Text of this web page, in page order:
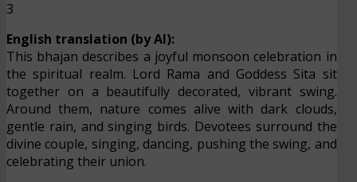
3
English translation (by AI):
This bhajan describes a joyful monsoon celebration in
the spiritual realm. Lord Rama and Goddess Sita sit
together on a beautifully decorated, vibrant swing.
Around them, nature comes alive with dark clouds,
gentle rain, and singing birds. Devotees surround the
divine couple, singing, dancing, pushing the swing, and
celebrating their union.